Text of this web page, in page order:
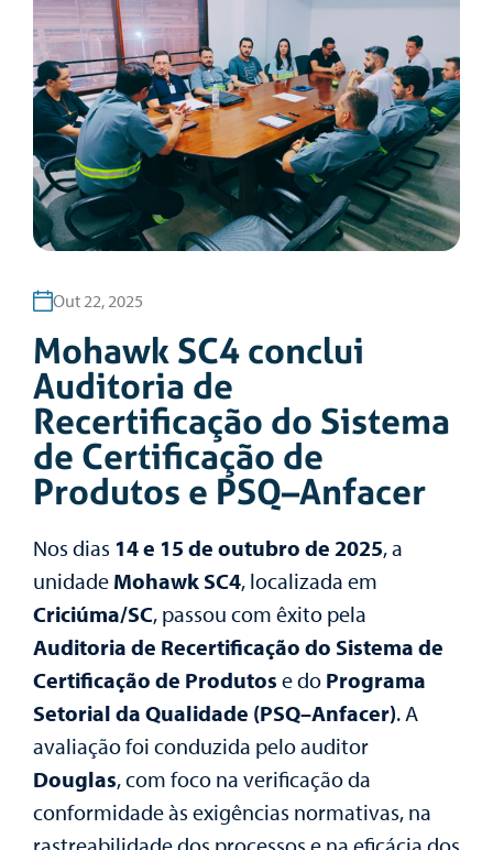
Out 22, 2025
Mohawk SC4 conclui
Auditoria de
Recertificação do Sistema
de Certificação de
Produtos e PSQ–Anfacer
Nos dias 14 e 15 de outubro de 2025, a
unidade Mohawk SC4, localizada em
Criciúma/SC, passou com êxito pela
Auditoria de Recertificação do Sistema de
Certificação de Produtos e do Programa
Setorial da Qualidade (PSQ–Anfacer). A
avaliação foi conduzida pelo auditor
Douglas, com foco na verificação da
conformidade às exigências normativas, na